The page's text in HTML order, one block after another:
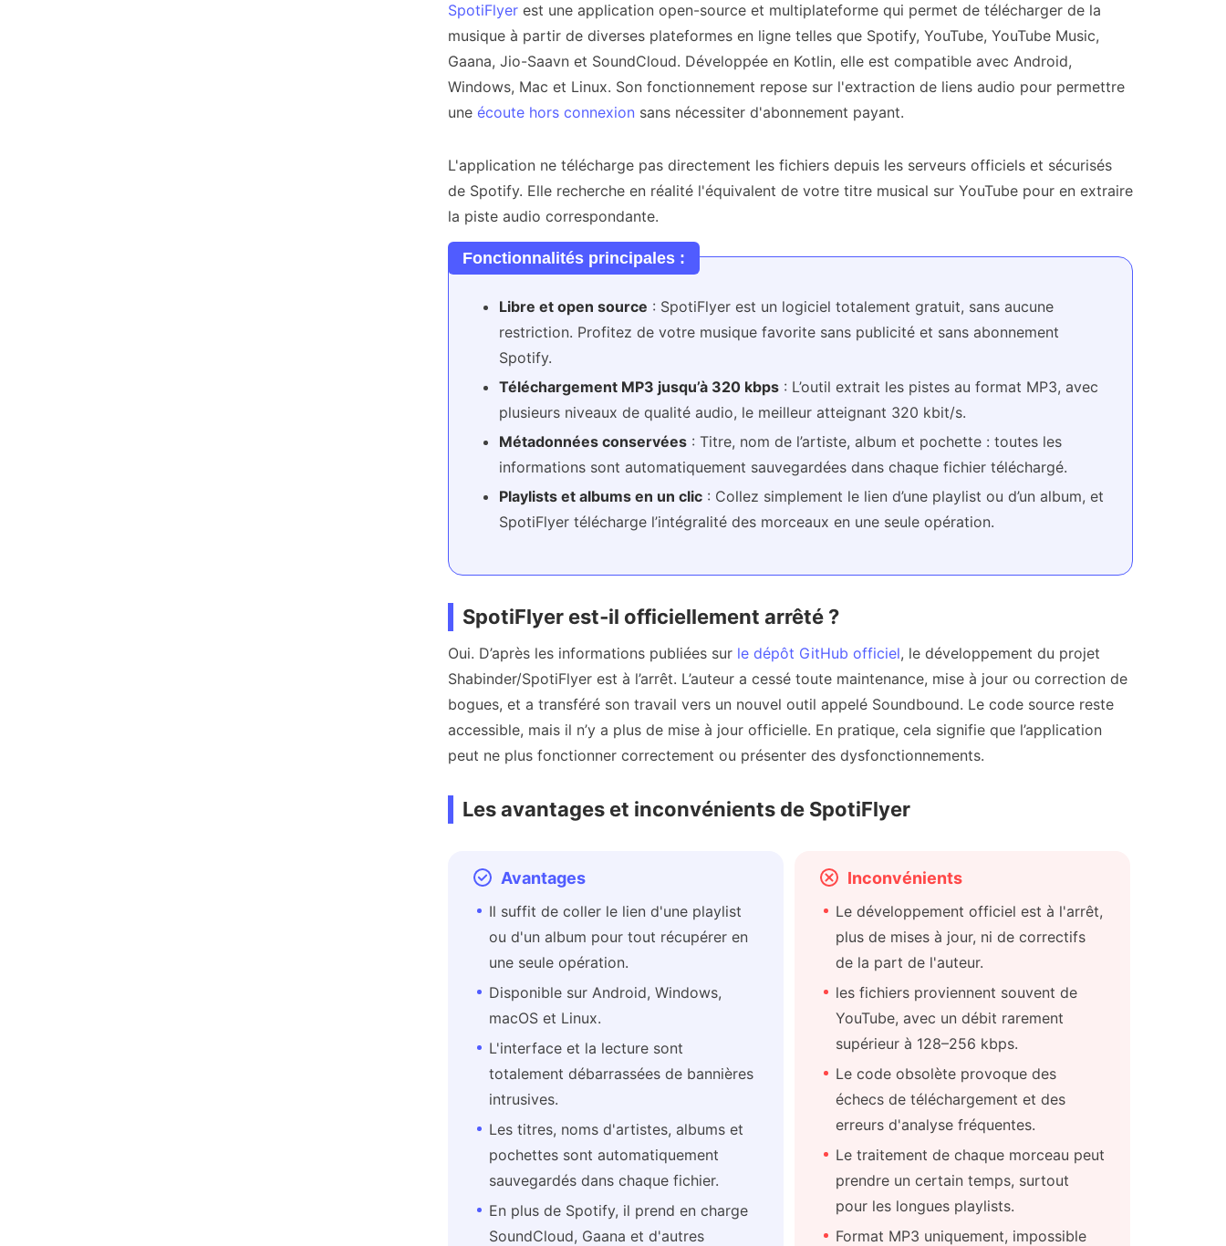
SpotiFlyer est une application open-source et multiplateforme qui permet de télécharger de la
musique à partir de diverses plateformes en ligne telles que Spotify, YouTube, YouTube Music,
Gaana, Jio-Saavn et SoundCloud. Développée en Kotlin, elle est compatible avec Android,
Windows, Mac et Linux. Son fonctionnement repose sur l'extraction de liens audio pour permettre
une écoute hors connexion sans nécessiter d'abonnement payant.
L'application ne télécharge pas directement les fichiers depuis les serveurs officiels et sécurisés
de Spotify. Elle recherche en réalité l'équivalent de votre titre musical sur YouTube pour en extraire
la piste audio correspondante.
Fonctionnalités principales :
Libre et open source : SpotiFlyer est un logiciel totalement gratuit, sans aucune
restriction. Profitez de votre musique favorite sans publicité et sans abonnement
Spotify.
Téléchargement MP3 jusqu’à 320 kbps : L’outil extrait les pistes au format MP3, avec
plusieurs niveaux de qualité audio, le meilleur atteignant 320 kbit/s.
Métadonnées conservées : Titre, nom de l’artiste, album et pochette : toutes les
informations sont automatiquement sauvegardées dans chaque fichier téléchargé.
Playlists et albums en un clic : Collez simplement le lien d’une playlist ou d’un album, et
SpotiFlyer télécharge l’intégralité des morceaux en une seule opération.
SpotiFlyer est‑il officiellement arrêté ?
Oui. D’après les informations publiées sur le dépôt GitHub officiel, le développement du projet
Shabinder/SpotiFlyer est à l’arrêt. L’auteur a cessé toute maintenance, mise à jour ou correction de
bogues, et a transféré son travail vers un nouvel outil appelé Soundbound. Le code source reste
accessible, mais il n’y a plus de mise à jour officielle. En pratique, cela signifie que l’application
peut ne plus fonctionner correctement ou présenter des dysfonctionnements.
Les avantages et inconvénients de SpotiFlyer
Avantages
Il suffit de coller le lien d'une playlist
ou d'un album pour tout récupérer en
une seule opération.
Disponible sur Android, Windows,
macOS et Linux.
L'interface et la lecture sont
totalement débarrassées de bannières
intrusives.
Les titres, noms d'artistes, albums et
pochettes sont automatiquement
sauvegardés dans chaque fichier.
En plus de Spotify, il prend en charge
SoundCloud, Gaana et d'autres
Inconvénients
Le développement officiel est à l'arrêt,
plus de mises à jour, ni de correctifs
de la part de l'auteur.
les fichiers proviennent souvent de
YouTube, avec un débit rarement
supérieur à 128–256 kbps.
Le code obsolète provoque des
échecs de téléchargement et des
erreurs d'analyse fréquentes.
Le traitement de chaque morceau peut
prendre un certain temps, surtout
pour les longues playlists.
Format MP3 uniquement, impossible